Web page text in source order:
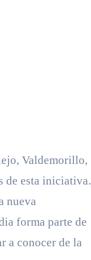
Valdemorillo,
de esta iniciativa.
nueva
forma parte de
a conocer de la